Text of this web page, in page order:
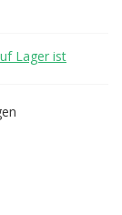
Lager ist